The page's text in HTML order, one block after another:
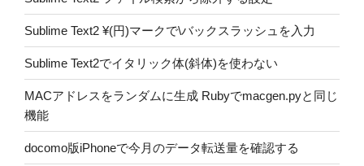
Sublime Text2 ¥(円)マークで\バックスラッシュを入力
Sublime Text2でイタリック体(斜体)を使わない
MACアドレスをランダムに生成 Rubyでmacgen.pyと同じ
機能
docomo版iPhoneで今月のデータ転送量を確認する